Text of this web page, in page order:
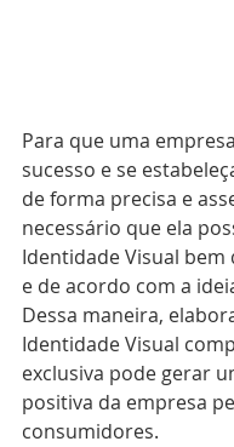
Para que uma
sucesso e se
de forma precisa e
necessário que ela
Identidade Visual bem
e de acordo com a
Dessa maneira,
Identidade Visual
exclusiva pode gerar
positiva da empresa
consumidores.